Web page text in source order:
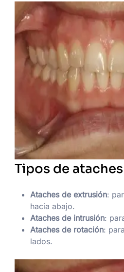
Tipos de
Ataches de extrusión:
hacia abajo.
Ataches de intrusión:
Ataches de rotación:
lados.